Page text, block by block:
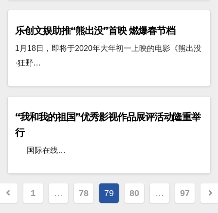
乐创文娱助推“熊出没”首映 燃爆春节档
1月18日，即将于2020年大年初一上映的电影《熊出没
·狂野…
“我和我的祖国”优秀影视作品展评活动隆重举
行
国际在线…
1 … 78 79 80 … 97